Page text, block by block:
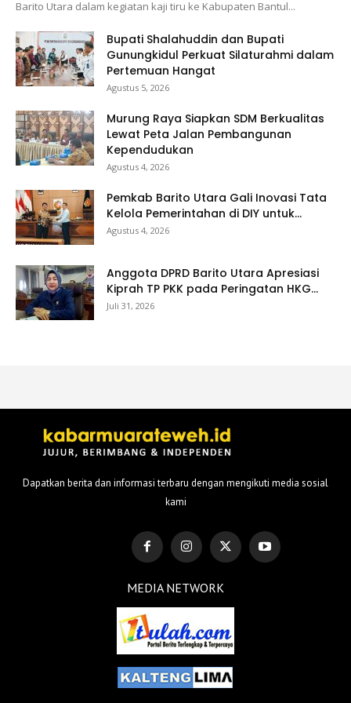
Barito Utara dalam kegiatan kaji tiru ke Kabupaten Bantul...
Bupati Shalahuddin dan Bupati
Gunungkidul Perkuat Silaturahmi dalam
Pertemuan Hangat
Agustus 5, 2026
Murung Raya Siapkan SDM Berkualitas
Lewat Peta Jalan Pembangunan
Kependudukan
Agustus 4, 2026
Pemkab Barito Utara Gali Inovasi Tata
Kelola Pemerintahan di DIY untuk...
Agustus 4, 2026
Anggota DPRD Barito Utara Apresiasi
Kiprah TP PKK pada Peringatan HKG...
Juli 31, 2026
Dapatkan berita dan informasi terbaru dengan mengikuti media sosial
kami
MEDIA NETWORK